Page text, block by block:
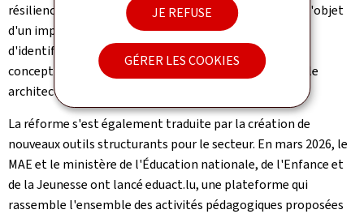
JE REFUSE
GÉRER LES COOKIES
résiliences citoyennes. Ces expérimentations ont fait l'objet
d'un important travail de capitalisation, permettant
d'identifier les enseignements tirés et d'alimenter la
conception des futurs programmes ainsi que la nouvelle
architecture du secteur.
La réforme s'est également traduite par la création de
nouveaux outils structurants pour le secteur. En mars 2026, le
MAE et le ministère de l'Éducation nationale, de l'Enfance et
de la Jeunesse ont lancé eduact.lu, une plateforme qui
rassemble l'ensemble des activités pédagogiques proposées